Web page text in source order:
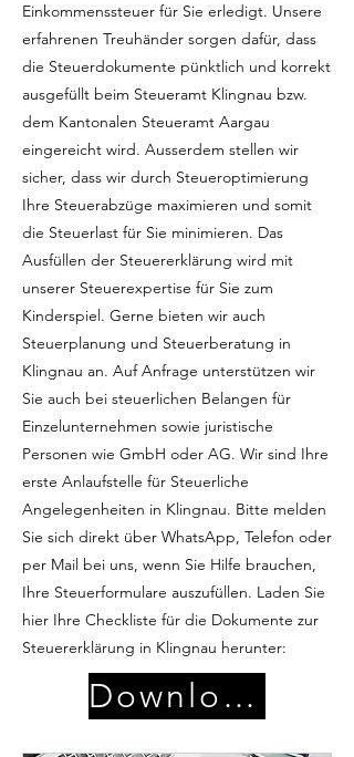
Einkommenssteuer für Sie erledigt. Unsere
erfahrenen Treuhänder sorgen dafür, dass
die Steuerdokumente pünktlich und korrekt
ausgefüllt beim Steueramt Klingnau bzw.
dem Kantonalen Steueramt Aargau
eingereicht wird. Ausserdem stellen wir
sicher, dass wir durch Steueroptimierung
Ihre Steuerabzüge maximieren und somit
die Steuerlast für Sie minimieren. Das
Ausfüllen der Steuererklärung wird mit
unserer Steuerexpertise für Sie zum
Kinderspiel. Gerne bieten wir auch
Steuerplanung und Steuerberatung in
Klingnau an. Auf Anfrage unterstützen wir
Sie auch bei steuerlichen Belangen für
Einzelunternehmen sowie juristische
Personen wie GmbH oder AG. Wir sind Ihre
erste Anlaufstelle für Steuerliche
Angelegenheiten in Klingnau. Bitte melden
Sie sich direkt über WhatsApp, Telefon oder
per Mail bei uns, wenn Sie Hilfe brauchen,
Ihre Steuerformulare auszufüllen. Laden Sie
hier Ihre Checkliste für die Dokumente zur
Steuererklärung in Klingnau herunter:
Download